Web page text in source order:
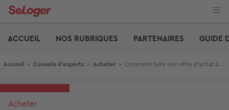
Aller
ACCUEIL
NOS RUBRIQUES PARTENAIRES GUIDE
Fil d'Ariane
Accueil > Conseils d'experts > Acheter > Comment faire une offre d’achat au prix de l’annonce ?
Acheter